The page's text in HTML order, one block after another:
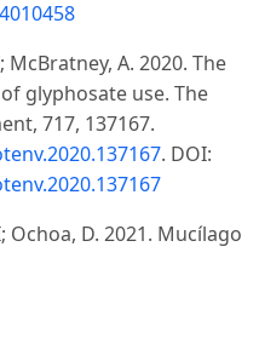
McBratney, A. 2020. The
glyphosate use. The
717, 137167.
. DOI:
Ochoa, D. 2021. Mucílago